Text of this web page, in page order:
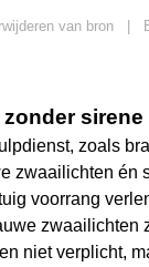
van bron
zoals
zwaailichten én
voorrang
zwaailichten
niet verplicht,